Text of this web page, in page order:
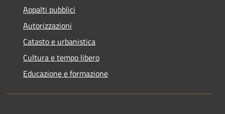
Appalti pubblici
Autorizzazioni
Catasto e urbanistica
Cultura e tempo libero
Educazione e formazione